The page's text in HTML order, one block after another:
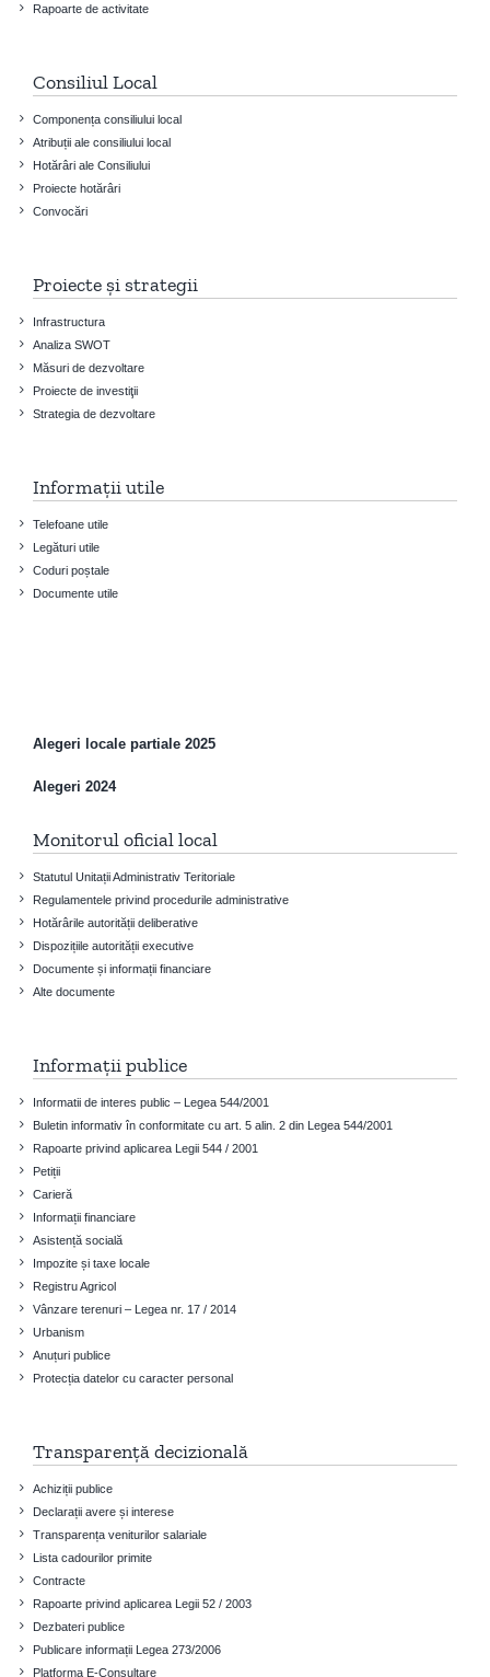
Rapoarte de activitate
Consiliul Local
Componența consiliului local
Atribuții ale consiliului local
Hotărâri ale Consiliului
Proiecte hotărâri
Convocări
Proiecte și strategii
Infrastructura
Analiza SWOT
Măsuri de dezvoltare
Proiecte de investiţii
Strategia de dezvoltare
Informații utile
Telefoane utile
Legături utile
Coduri poștale
Documente utile
Alegeri locale partiale 2025
Alegeri 2024
Monitorul oficial local
Statutul Unitații Administrativ Teritoriale
Regulamentele privind procedurile administrative
Hotărârile autorității deliberative
Dispozițiile autorității executive
Documente și informații financiare
Alte documente
Informații publice
Informatii de interes public – Legea 544/2001
Buletin informativ în conformitate cu art. 5 alin. 2 din Legea 544/2001
Rapoarte privind aplicarea Legii 544 / 2001
Petiții
Carieră
Informații financiare
Asistență socială
Impozite și taxe locale
Registru Agricol
Vânzare terenuri – Legea nr. 17 / 2014
Urbanism
Anuțuri publice
Protecția datelor cu caracter personal
Transparență decizională
Achiziții publice
Declarații avere și interese
Transparența veniturilor salariale
Lista cadourilor primite
Contracte
Rapoarte privind aplicarea Legii 52 / 2003
Dezbateri publice
Publicare informații Legea 273/2006
Platforma E-Consultare